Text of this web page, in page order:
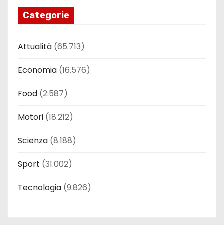
Categorie
Attualità (65.713)
Economia (16.576)
Food (2.587)
Motori (18.212)
Scienza (8.188)
Sport (31.002)
Tecnologia (9.826)